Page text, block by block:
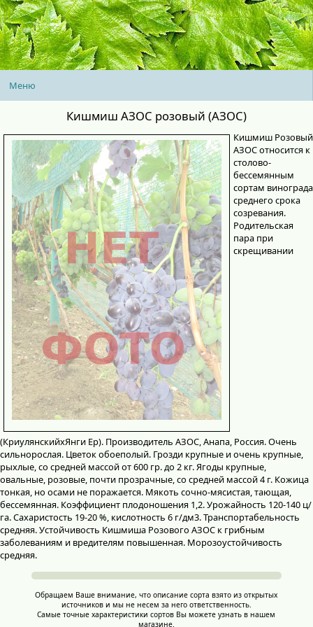
Меню
Кишмиш АЗОС розовый (АЗОС)
Кишмиш Розовый
АЗОС относится к
столово-
бессемянным
сортам винограда
среднего срока
созревания.
Родительская
пара при
скрещивании
(КриулянскийxЯнги Ер). Производитель АЗОС, Анапа, Россия. Очень
сильнорослая. Цветок обоеполый. Грозди крупные и очень крупные,
рыхлые, со средней массой от 600 гр. до 2 кг. Ягоды крупные,
овальные, розовые, почти прозрачные, со средней массой 4 г. Кожица
тонкая, но осами не поражается. Мякоть сочно-мясистая, тающая,
бессемянная. Коэффициент плодоношения 1,2. Урожайность 120-140 ц/
га. Сахаристость 19-20 %, кислотность 6 г/дм3. Транспортабельность
средняя. Устойчивость Кишмиша Розового АЗОС к грибным
заболеваниям и вредителям повышенная. Морозоустойчивость
средняя.
Обращаем Ваше внимание, что описание сорта взято из открытых
источников и мы не несем за него ответственность.
Самые точные характеристики сортов Вы можете узнать в нашем
магазине.